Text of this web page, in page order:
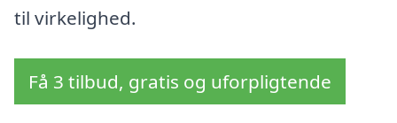
til virkelighed.
Få 3 tilbud, gratis og uforpligtende